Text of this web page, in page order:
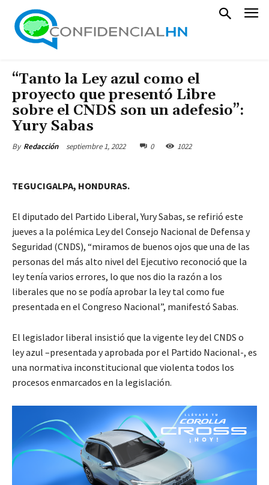
“Tanto la Ley azul como el
proyecto que presentó Libre
sobre el CNDS son un adefesio”:
Yury Sabas
By Redacción septiembre 1, 2022 0 1022
TEGUCIGALPA, HONDURAS.
El diputado del Partido Liberal, Yury Sabas, se refirió este
jueves a la polémica Ley del Consejo Nacional de Defensa y
Seguridad (CNDS), “miramos de buenos ojos que una de las
personas del más alto nivel del Ejecutivo reconoció que la
ley tenía varios errores, lo que nos dio la razón a los
liberales que no se podía aprobar la ley tal como fue
presentada en el Congreso Nacional”, manifestó Sabas.
El legislador liberal insistió que la vigente ley del CNDS o
ley azul –presentada y aprobada por el Partido Nacional-, es
una normativa inconstitucional que violenta todos los
procesos enmarcados en la legislación.